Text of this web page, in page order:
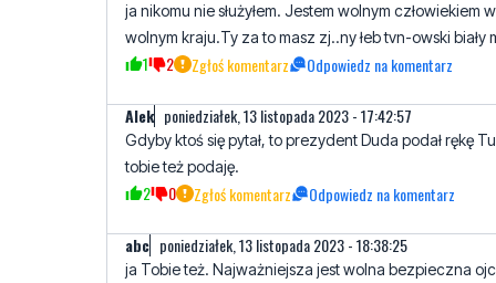
ja nikomu nie służyłem. Jestem wolnym człowiekiem
wolnym kraju.Ty za to masz zj..ny łeb tvn-owski biały
1 2 Zgłoś komentarz Odpowiedz na komentarz
AIek poniedziałek, 13 listopada 2023 - 17:42:57
Gdyby ktoś się pytał, to prezydent Duda podał rękę
tobie też podaję.
2 0 Zgłoś komentarz Odpowiedz na komentarz
abc poniedziałek, 13 listopada 2023 - 18:38:25
ja Tobie też. Najważniejsza jest wolna bezpieczna